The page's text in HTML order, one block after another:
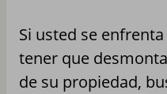
Si usted se
tener que
de su propiedad,